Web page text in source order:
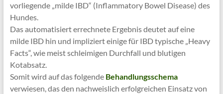
vorliegende „milde IBD“ (Inflammatory Bowel Disease) des
Hundes.
Das automatisiert errechnete Ergebnis deutet auf eine
milde IBD hin und impliziert einige für IBD typische „Heavy
Facts“, wie meist schleimigen Durchfall und blutigen
Kotabsatz.
Somit wird auf das folgende Behandlungsschema
verwiesen, das den nachweislich erfolgreichen Einsatz von